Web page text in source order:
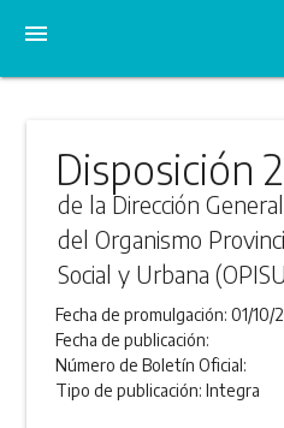
menu
Disposición
de la Dirección
del Organismo
Social y Urbana
Fecha de promulgación:01/10/
Fecha de publicación:
Número de Boletín Oficial:
Tipo de publicación:Integra